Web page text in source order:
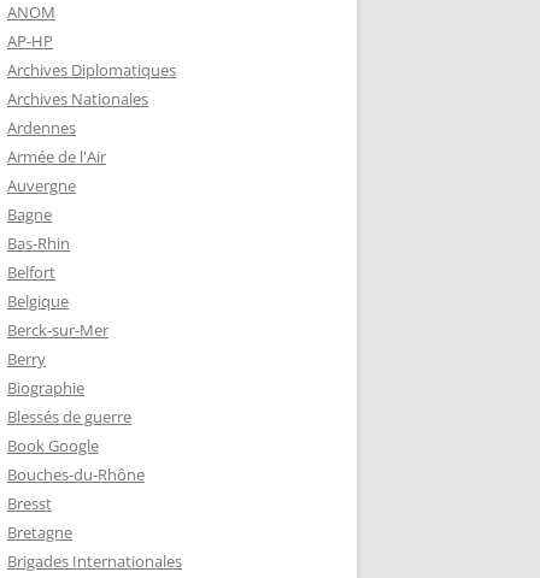
SUR-
1965)
SUR-
(1910-
– PLAQUE
:
LEROUX
ANOM
AP-HP
Archives Diplomatiques
Archives Nationales
Ardennes
Armée de l'Air
Auvergne
Bagne
Bas-Rhin
Belfort
Belgique
Berck-sur-Mer
Berry
Biographie
Blessés de guerre
Book Google
Bouches-du-Rhône
Bresst
Bretagne
Brigades Internationales